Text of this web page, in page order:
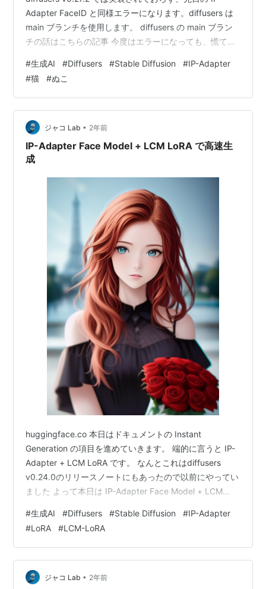
Adapter FaceID と同様エラーになります。diffusers は
main ブランチを使用します。 diffusers の main ブラン
チの話はこちらの記事 今度はエラーになっても、慌てず
#生成AI #Diffusers #Stable Diffusion #IP-Adapter
#猫 #ぬこ
ジャコ Lab • 2年前
IP-Adapter Face Model + LCM LoRA で高速生
成
huggingface.co 本日はドキュメントの Instant
Generation の項目を進めていきます。 端的に言うと IP-
Adapter + LCM LoRA です。 なんとこれはdiffusers
v0.24.0のリリースノートにもあったので以前にやってい
ました よって本日は IP-Adapter Face Model + LCM
adapter-full-face_sd15 を使いますので、この前やった
薔薇を持っている女性を生成してみます。 この前やった
記事
#生成AI #Diffusers #Stable Diffusion #IP-Adapter
#LoRA #LCM-LoRA
ジャコ Lab • 2年前